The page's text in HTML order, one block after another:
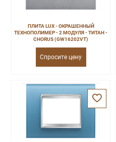
ПЛИТА LUX - ОКРАШЕННЫЙ
ТЕХНОПОЛИМЕР - 2 МОДУЛЯ - ТИТАН -
CHORUS (GW16202VT)
Спросите цену